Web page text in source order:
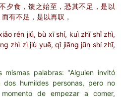
夕食，馈之始至，恐其不足，是以
有不足，是以再叹，
rén jiǔ, bù xī shí, kuì zhī shǐ zhì,
zhì zì jiù yuē, qǐ jiāng jūn shí zhī,
mismas palabras: "Alguien invitó
humildes personas, pero no
de empezar a comer,